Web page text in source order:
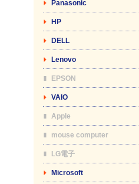
Panasonic
HP
DELL
Lenovo
EPSON
VAIO
Apple
mouse computer
LG電子
Microsoft